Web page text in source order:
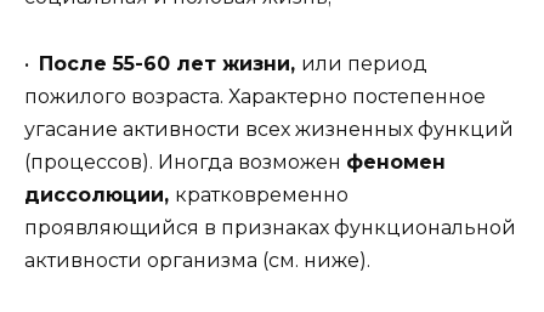
• После 55-60 лет жизни, или период
пожилого возраста. Характерно постепенное
угасание активности всех жизненных функций
(процессов). Иногда возможен феномен
диссолюции, кратковременно
проявляющийся в признаках функциональной
активности организма (см. ниже).